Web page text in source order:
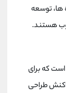
ها، توسعه
هستند.
است که برای
طراحی